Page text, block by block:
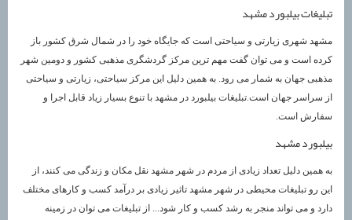
تبلیغات بیلبورد مشهد
مشهد شهری زیارتی و سیاحتی است که جایگاه خود را در شمال شرق کشور باز
کرده است و می توان گفت مهم ترین مرکز گردشگری مذهبی کشور و دومین شهر
مذهبی جهان به شمار می رود. به همین دلیل این مرکز سیاحتی، زیارتی و سیاحتی
از سراسر جهان است.تبلیغات بیلبورد در مشهد با تنوع بسیار زیاد قابل اجرا و
سفارش است.
بیلبورد مشهد
به همین دلیل تعداد زیادی از مردم در شهر مشهد نقل مکان و زندگی می کنند، از
این رو تبلیغات محیطی در شهر مشهد تاثیر زیادی بر درآمد کسب و کارهای مختلف
دارد و می تواند منجر به رشد کسب و کار شود... از تبلیغات می توان در زمینه